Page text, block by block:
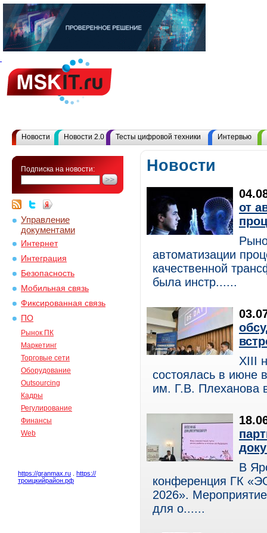
Новости Новости 2.0 Тесты цифровой техники Интервью
Подписка на новости:
Управление
документами
Интернет
Интеграция
Безопасность
Мобильная связь
Фиксированная связь
ПО
Рынок ПК
Маркетинг
Торговые сети
Оборудование
Outsourcing
Кадры
Регулирование
Финансы
Web
https://granmax.ru
https://
троицкийрайон.рф
Новости
от
автоматизации
качественной
была инстр......
XIII
состоялась в июне
им. Г.В. Плеханова
В
конференция ГК
2026».
для о......